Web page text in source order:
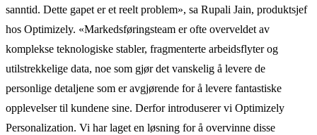
sanntid. Dette gapet er et reelt problem», sa Rupali Jain, produktsjef
hos Optimizely. «Markedsføringsteam er ofte overveldet av
komplekse teknologiske stabler, fragmenterte arbeidsflyter og
utilstrekkelige data, noe som gjør det vanskelig å levere de
personlige detaljene som er avgjørende for å levere fantastiske
opplevelser til kundene sine. Derfor introduserer vi Optimizely
Personalization. Vi har laget en løsning for å overvinne disse